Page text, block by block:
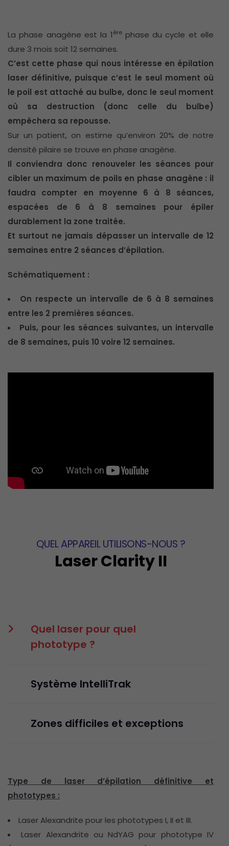
La phase anagène est la 1èrephase du cycle et elle
dure 3 mois soit 12 semaines.
C’est cette phase qui nous intéresse en épilation
laser définitive, puisque c’est le seul moment où
le poil est attaché au bulbe, donc le seul moment
où sa destruction (donc celle du bulbe)
empêchera sa repousse.
Sur un patient, on estime qu’environ 20% de notre
densité pilaire se trouve en phase anagène.
Il conviendra donc renouveler les séances pour
cibler un maximum de poils en phase anagène : il
faudra compter en moyenne 6 à 8 séances,
espacées de 6 à 8 semaines pour épiler
durablement la zone traitée.
Et surtout ne jamais dépasser un intervalle de 12
semaines entre 2 séances d’épilation.
Schématiquement :
On respecte un intervalle de 6 à 8 semaines
entre les 2 premières séances.
Puis, pour les séances suivantes, un intervalle
de 8 semaines, puis 10 voire 12 semaines.
QUEL APPAREIL UTILISONS-NOUS ?
Laser Clarity II
Quel laser pour quel
phototype ?
Système IntelliTrak
Zones difficiles et exceptions
Type de laser d’épilation définitive et
phototypes :
Laser Alexandrite pour les phototypes I, II et III.
Laser Alexandrite ou NdYAG pour phototype IV